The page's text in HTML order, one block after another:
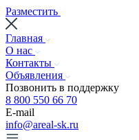
Разместить
Главная
О нас
Контакты
Объявления
Позвонить в поддержку
8 800 550 66 70
E-mail
info@areal-sk.ru